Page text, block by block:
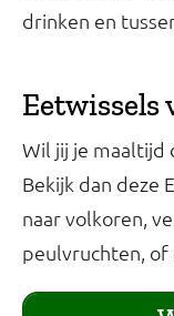
drinken en
Eetwissels
Wil jij je maaltijd
Bekijk dan deze
naar volkoren,
peulvruchten, of